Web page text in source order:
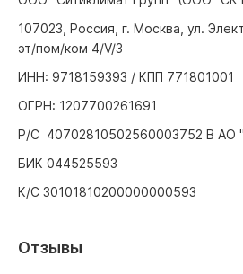
107023, Россия, г. Москва, ул.
эт/пом/ком 4/V/3
ИНН: 9718159393 / КПП 771801001
ОГРН: 1207700261691
Р/С 40702810502560003752 В АО
БИК 044525593
К/С 30101810200000000593
Отзывы